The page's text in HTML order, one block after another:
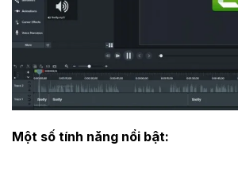
Một số tính năng nổi bật: